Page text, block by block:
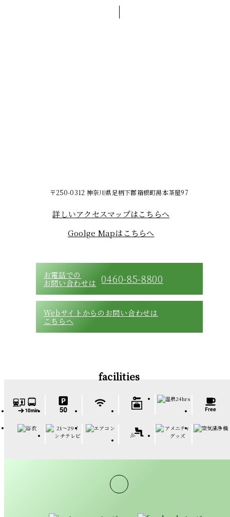
〒250-0312 神奈川県足柄下郡箱根町湯本茶屋97
詳しいアクセスマップはこちらへ
Goolge Mapはこちらへ
お電話での
お問い合わせは 0460-85-8800
Webサイトからのお問い合わせは
こちらへ
facilities